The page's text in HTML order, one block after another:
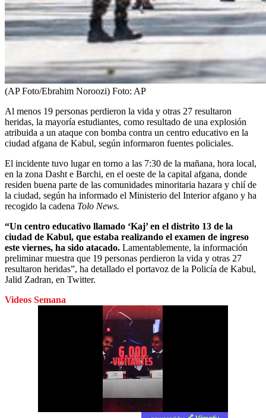
(AP Foto/Ebrahim Noroozi) Foto: AP
Al menos 19 personas perdieron la vida y otras 27 resultaron
heridas, la mayoría estudiantes, como resultado de una explosión
atribuida a un ataque con bomba contra un centro educativo en la
ciudad afgana de Kabul, según informaron fuentes policiales.
El incidente tuvo lugar en torno a las 7:30 de la mañana, hora local,
en la zona Dasht e Barchi, en el oeste de la capital afgana, donde
residen buena parte de las comunidades minoritaria hazara y chií de
la ciudad, según ha informado el Ministerio del Interior afgano y ha
recogido la cadena Tolo News.
“Un centro educativo llamado ‘Kaj’ en el distrito 13 de la
ciudad de Kabul, que estaba realizando el examen de ingreso
este viernes, ha sido atacado. Lamentablemente, la información
preliminar muestra que 19 personas perdieron la vida y otras 27
resultaron heridas”, ha detallado el portavoz de la Policía de Kabul,
Jalid Zadran, en Twitter.
Videos Semana